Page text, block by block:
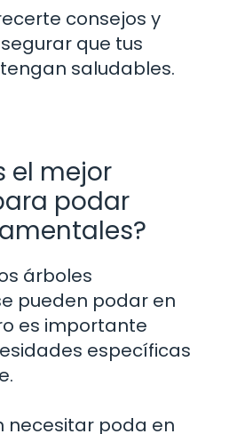
consejos y
que tus
saludables.
el mejor
podar
árboles
pueden podar en
es importante
específicas
necesitar poda en